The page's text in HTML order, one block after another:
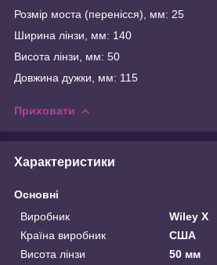
Розмір моста (перенісся), мм: 25
Ширина лінзи, мм: 140
Висота лінзи, мм: 50
Довжина дужки, мм: 115
Приховати
Характеристики
Основні
Виробник
Wiley X
Країна виробник
США
Висота лінзи
50 мм